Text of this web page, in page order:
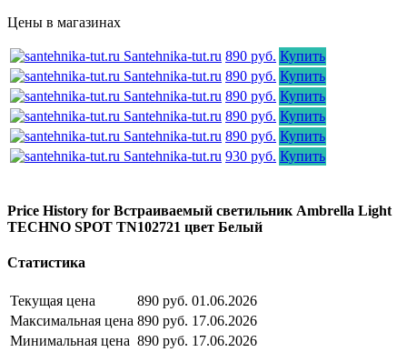
Цены в магазинах
Santehnika-tut.ru 890 руб. Купить
Santehnika-tut.ru 890 руб. Купить
Santehnika-tut.ru 890 руб. Купить
Santehnika-tut.ru 890 руб. Купить
Santehnika-tut.ru 890 руб. Купить
Santehnika-tut.ru 930 руб. Купить
Price History for Встраиваемый светильник Ambrella Light
TECHNO SPOT TN102721 цвет Белый
Статистика
Текущая цена 890 руб. 01.06.2026
Максимальная цена 890 руб. 17.06.2026
Минимальная цена 890 руб. 17.06.2026